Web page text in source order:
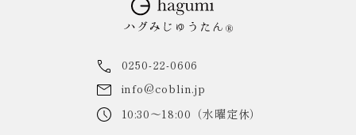
0250-22-0606
info@coblin.jp
10:30～18:00（水曜定休）